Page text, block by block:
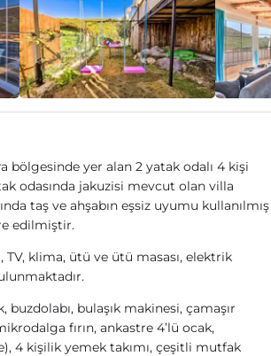
bölgesinde yer alan 2 yatak odalı 4 kişi
odasında jakuzisi mevcut olan villa
taş ve ahşabın eşsiz uyumu kullanılmış
edilmiştir.
TV, klima, ütü ve ütü masası, elektrik
bulaşık makinesi, çamaşır
fırın, ankastre 4’lü ocak,
4 kişilik yemek takımı, çeşitli mutfak